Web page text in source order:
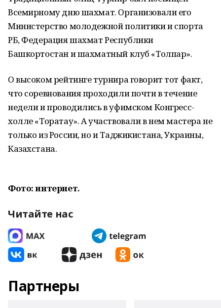
Всемирному дню шахмат. Организовали его
Министерство молодежной политики и спорта
РБ, Федерация шахмат Республики
Башкортостан и шахматный клуб «Толпар».
О высоком рейтинге турнира говорит тот факт,
что соревнования проходили почти в течение
недели и проводились в уфимском Конгресс-
холле «Торатау». А участвовали в нем мастера не
только из России, но и Таджикистана, Украины,
Казахстана.
Фото: интернет.
Читайте нас
Партнеры